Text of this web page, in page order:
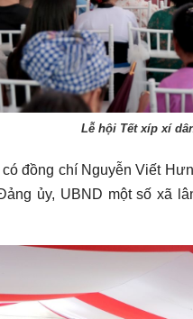
Lễ hội Tết xíp xí
đồng chí Nguyễn Viết
ủy, UBND một số xã
Chào ngày mới 31/